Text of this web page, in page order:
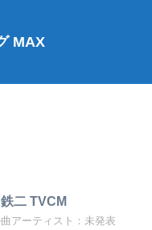
MAX
二 TVCM
アーティスト：未発表